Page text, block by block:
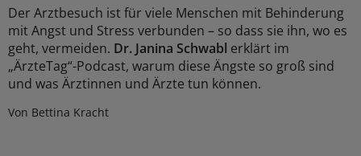
Der Arztbesuch ist für viele Menschen mit Behinderung
mit Angst und Stress verbunden – so dass sie ihn, wo es
geht, vermeiden. Dr. Janina Schwabl erklärt im
„ÄrzteTag“-Podcast, warum diese Ängste so groß sind
und was Ärztinnen und Ärzte tun können.
Von Bettina Kracht